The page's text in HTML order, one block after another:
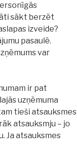
sākt berzēt
izveide?
pasaulē.
var
ir pat
uzņēmuma
tieši atsauksmes
atsauksmju – jo
Ja atsauksmes